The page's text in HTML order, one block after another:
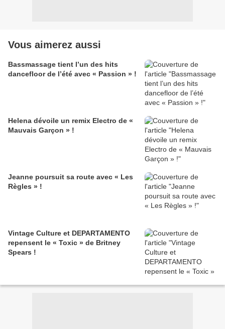
Vous aimerez aussi
Bassmassage tient l’un des hits
dancefloor de l’été avec « Passion » !
Helena dévoile un remix Electro de «
Mauvais Garçon » !
Jeanne poursuit sa route avec « Les
Règles » !
Vintage Culture et DEPARTAMENTO
repensent le « Toxic » de Britney
Spears !